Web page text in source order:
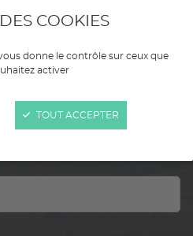
COOKIES
donne le contrôle sur ceux que
activer
TOUT ACCEPTER